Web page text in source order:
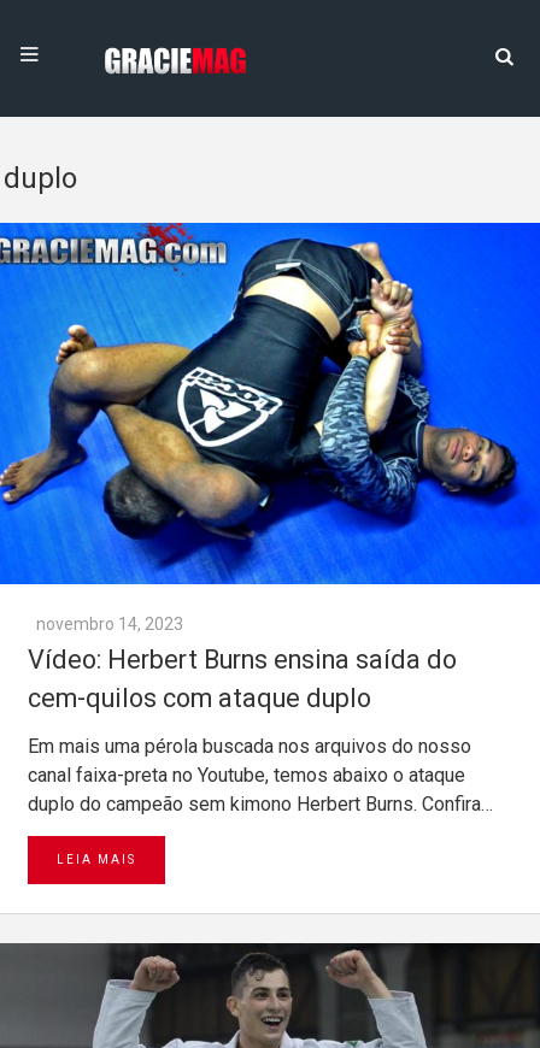
duplo
novembro 14, 2023
Vídeo: Herbert Burns ensina saída do
cem-quilos com ataque duplo
Em mais uma pérola buscada nos arquivos do nosso
canal faixa-preta no Youtube, temos abaixo o ataque
duplo do campeão sem kimono Herbert Burns. Confira…
LEIA MAIS